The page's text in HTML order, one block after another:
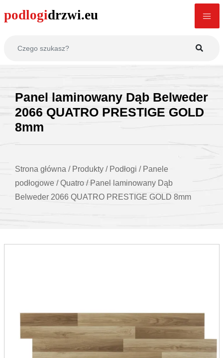
Panel laminowany Dąb Belweder
2066 QUATRO PRESTIGE GOLD
8mm
Strona główna / Produkty / Podłogi / Panele
podłogowe /Quatro / Panel laminowany Dąb
Belweder 2066 QUATRO PRESTIGE GOLD 8mm